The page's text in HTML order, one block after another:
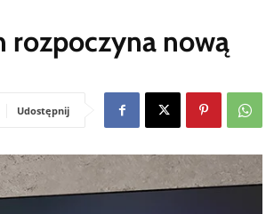
rozpoczyna nową
Udostępnij